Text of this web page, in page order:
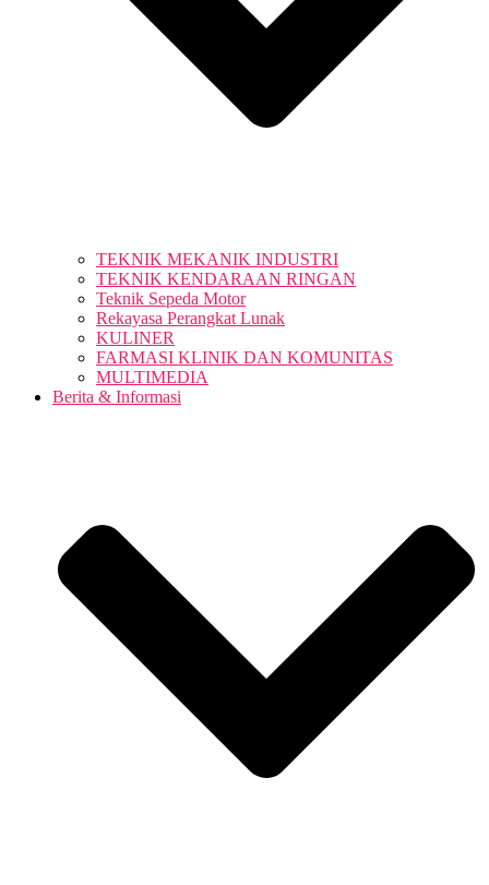
TEKNIK MEKANIK INDUSTRI
TEKNIK KENDARAAN RINGAN
Teknik Sepeda Motor
Rekayasa Perangkat Lunak
KULINER
FARMASI KLINIK DAN KOMUNITAS
MULTIMEDIA
Berita & Informasi